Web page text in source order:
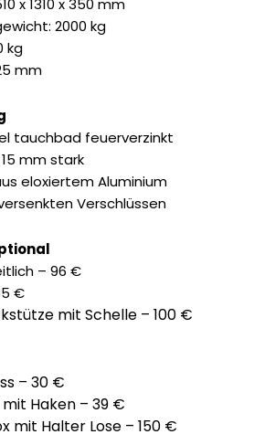
2000 kg
kg
mm
tauchbad feuerverzinkt
mm stark
eloxiertem Aluminium
Verschlüssen
– 96 €
€
mit Schelle – 100 €
– 30 €
Haken – 39 €
mit Halter Lose – 150 €